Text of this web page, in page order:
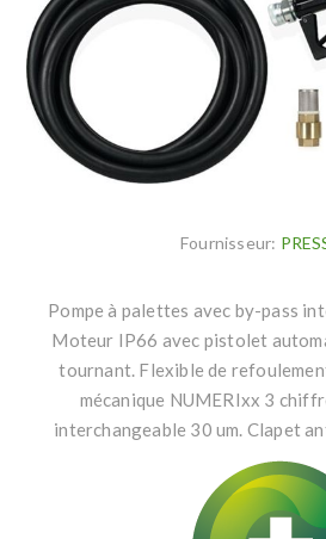
Fournisseur:
Pompe à palettes avec by-pass
Moteur IP66 avec pistolet
tournant. Flexible de
mécanique NUMERIxx 3
interchangeable 30 um. Clapet